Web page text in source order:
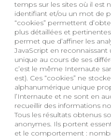
temps sur les sites où il est nécessaire d’entrer un
identifiant et/ou un mot de
“cookies” permettent
plus détaillées et
permet que d’affiner les analyses
JavaScript en
unique au cours de ses
c’est le même Internaute
est). Ces “cookies” ne
alphanumérique unique
l’Internaute et ne sont en
recueillir des informations
Tous les résultats obtenus
anonymes. Ils portent essentiellement sur la navigation
et le comportement :